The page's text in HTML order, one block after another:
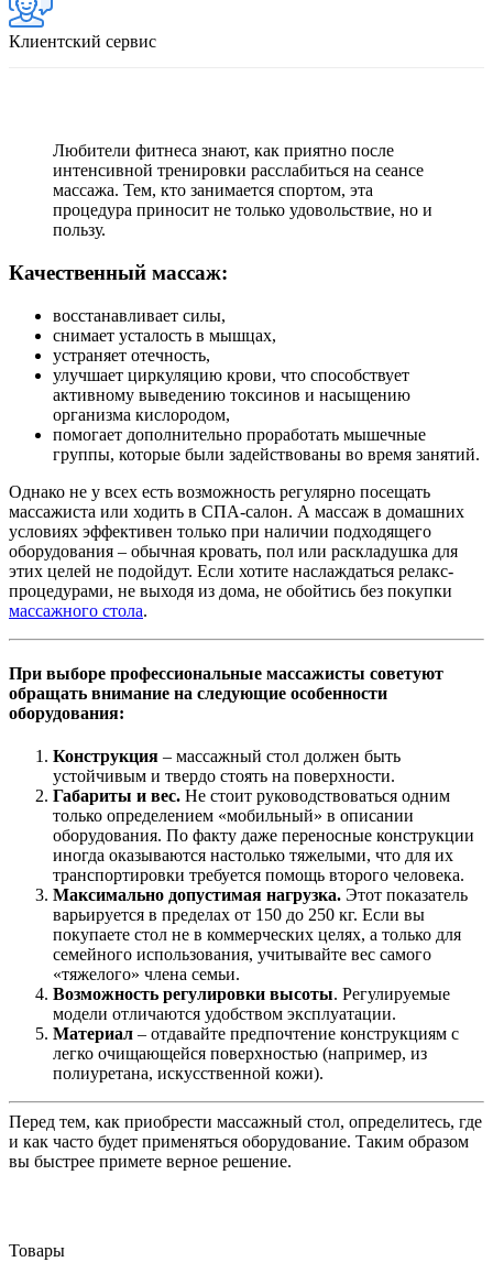
Клиентский сервис
Любители фитнеса знают, как приятно после
интенсивной тренировки расслабиться на сеансе
массажа. Тем, кто занимается спортом, эта
процедура приносит не только удовольствие, но и
пользу.
Качественный массаж:
восстанавливает силы,
снимает усталость в мышцах,
устраняет отечность,
улучшает циркуляцию крови, что способствует
активному выведению токсинов и насыщению
организма кислородом,
помогает дополнительно проработать мышечные
группы, которые были задействованы во время занятий.
Однако не у всех есть возможность регулярно посещать
массажиста или ходить в СПА-салон. А массаж в домашних
условиях эффективен только при наличии подходящего
оборудования – обычная кровать, пол или раскладушка для
этих целей не подойдут. Если хотите наслаждаться релакс-
процедурами, не выходя из дома, не обойтись без покупки
массажного стола.
При выборе профессиональные массажисты советуют
обращать внимание на следующие особенности
оборудования:
Конструкция – массажный стол должен быть
устойчивым и твердо стоять на поверхности.
Габариты и вес. Не стоит руководствоваться одним
только определением «мобильный» в описании
оборудования. По факту даже переносные конструкции
иногда оказываются настолько тяжелыми, что для их
транспортировки требуется помощь второго человека.
Максимально допустимая нагрузка. Этот показатель
варьируется в пределах от 150 до 250 кг. Если вы
покупаете стол не в коммерческих целях, а только для
семейного использования, учитывайте вес самого
«тяжелого» члена семьи.
Возможность регулировки высоты. Регулируемые
модели отличаются удобством эксплуатации.
Материал – отдавайте предпочтение конструкциям с
легко очищающейся поверхностью (например, из
полиуретана, искусственной кожи).
Перед тем, как приобрести массажный стол, определитесь, где
и как часто будет применяться оборудование. Таким образом
вы быстрее примете верное решение.
Товары